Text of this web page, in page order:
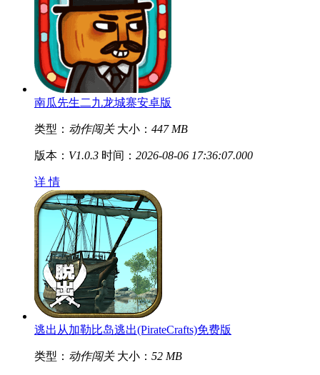
南瓜先生二九龙城寨安卓版
类型： 动作闯关 大小： 447 MB
版本： V1.0.3 时间： 2026-08-06 17:36:07.000
详 情
逃出从加勒比岛逃出(PirateCrafts)免费版
类型： 动作闯关 大小： 52 MB